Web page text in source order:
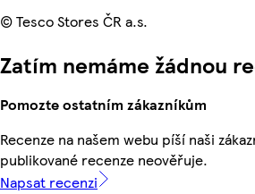
© Tesco Stores ČR a.s.
Zatím nemáme žádnou
Pomozte ostatním zákazníkům
Recenze na našem webu píší naši
publikované recenze neověřuje.
Napsat recenzi